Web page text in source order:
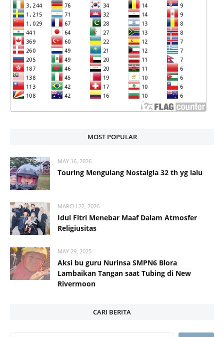
MOST POPULAR
MAY 16, 2026
Touring Mengulang Nostalgia 32 th yg lalu
MARCH 22, 2026
Idul Fitri Menebar Maaf Dalam Atmosfer
Religiusitas
MAY 29, 2025
Aksi bu guru Nurinsa SMPN6 Blora
Lambaikan Tangan saat Tubing di New
Rivermoon
CARI BERITA